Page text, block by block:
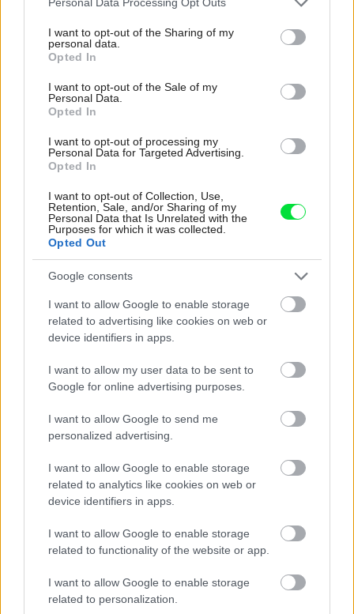
not limited to your visit or usage behaviour. You may click to
grant or deny consent to Google and its third-party tags to
use your data for below specified purposes in below Google
consent section.
I want to opt-out of the Sharing of my
personal data.
Opted In
I want to opt-out of the Sale of my
Personal Data.
Opted In
I want to opt-out of processing my
Personal Data for Targeted Advertising.
Opted In
I want to opt-out of Collection, Use,
Retention, Sale, and/or Sharing of my
Personal Data that Is Unrelated with the
Purposes for which it was collected.
Opted Out
Google consents
I want to allow Google to enable storage
related to advertising like cookies on web or
device identifiers in apps.
I want to allow my user data to be sent to
Google for online advertising purposes.
I want to allow Google to send me
personalized advertising.
I want to allow Google to enable storage
related to analytics like cookies on web or
device identifiers in apps.
I want to allow Google to enable storage
related to functionality of the website or app.
I want to allow Google to enable storage
related to personalization.
Môj dom 07-08/2026
Mohlo by vás zaujímať
Zmenili dispozíciu a odkryli
Výsledkom je interiér plný
kontrastov